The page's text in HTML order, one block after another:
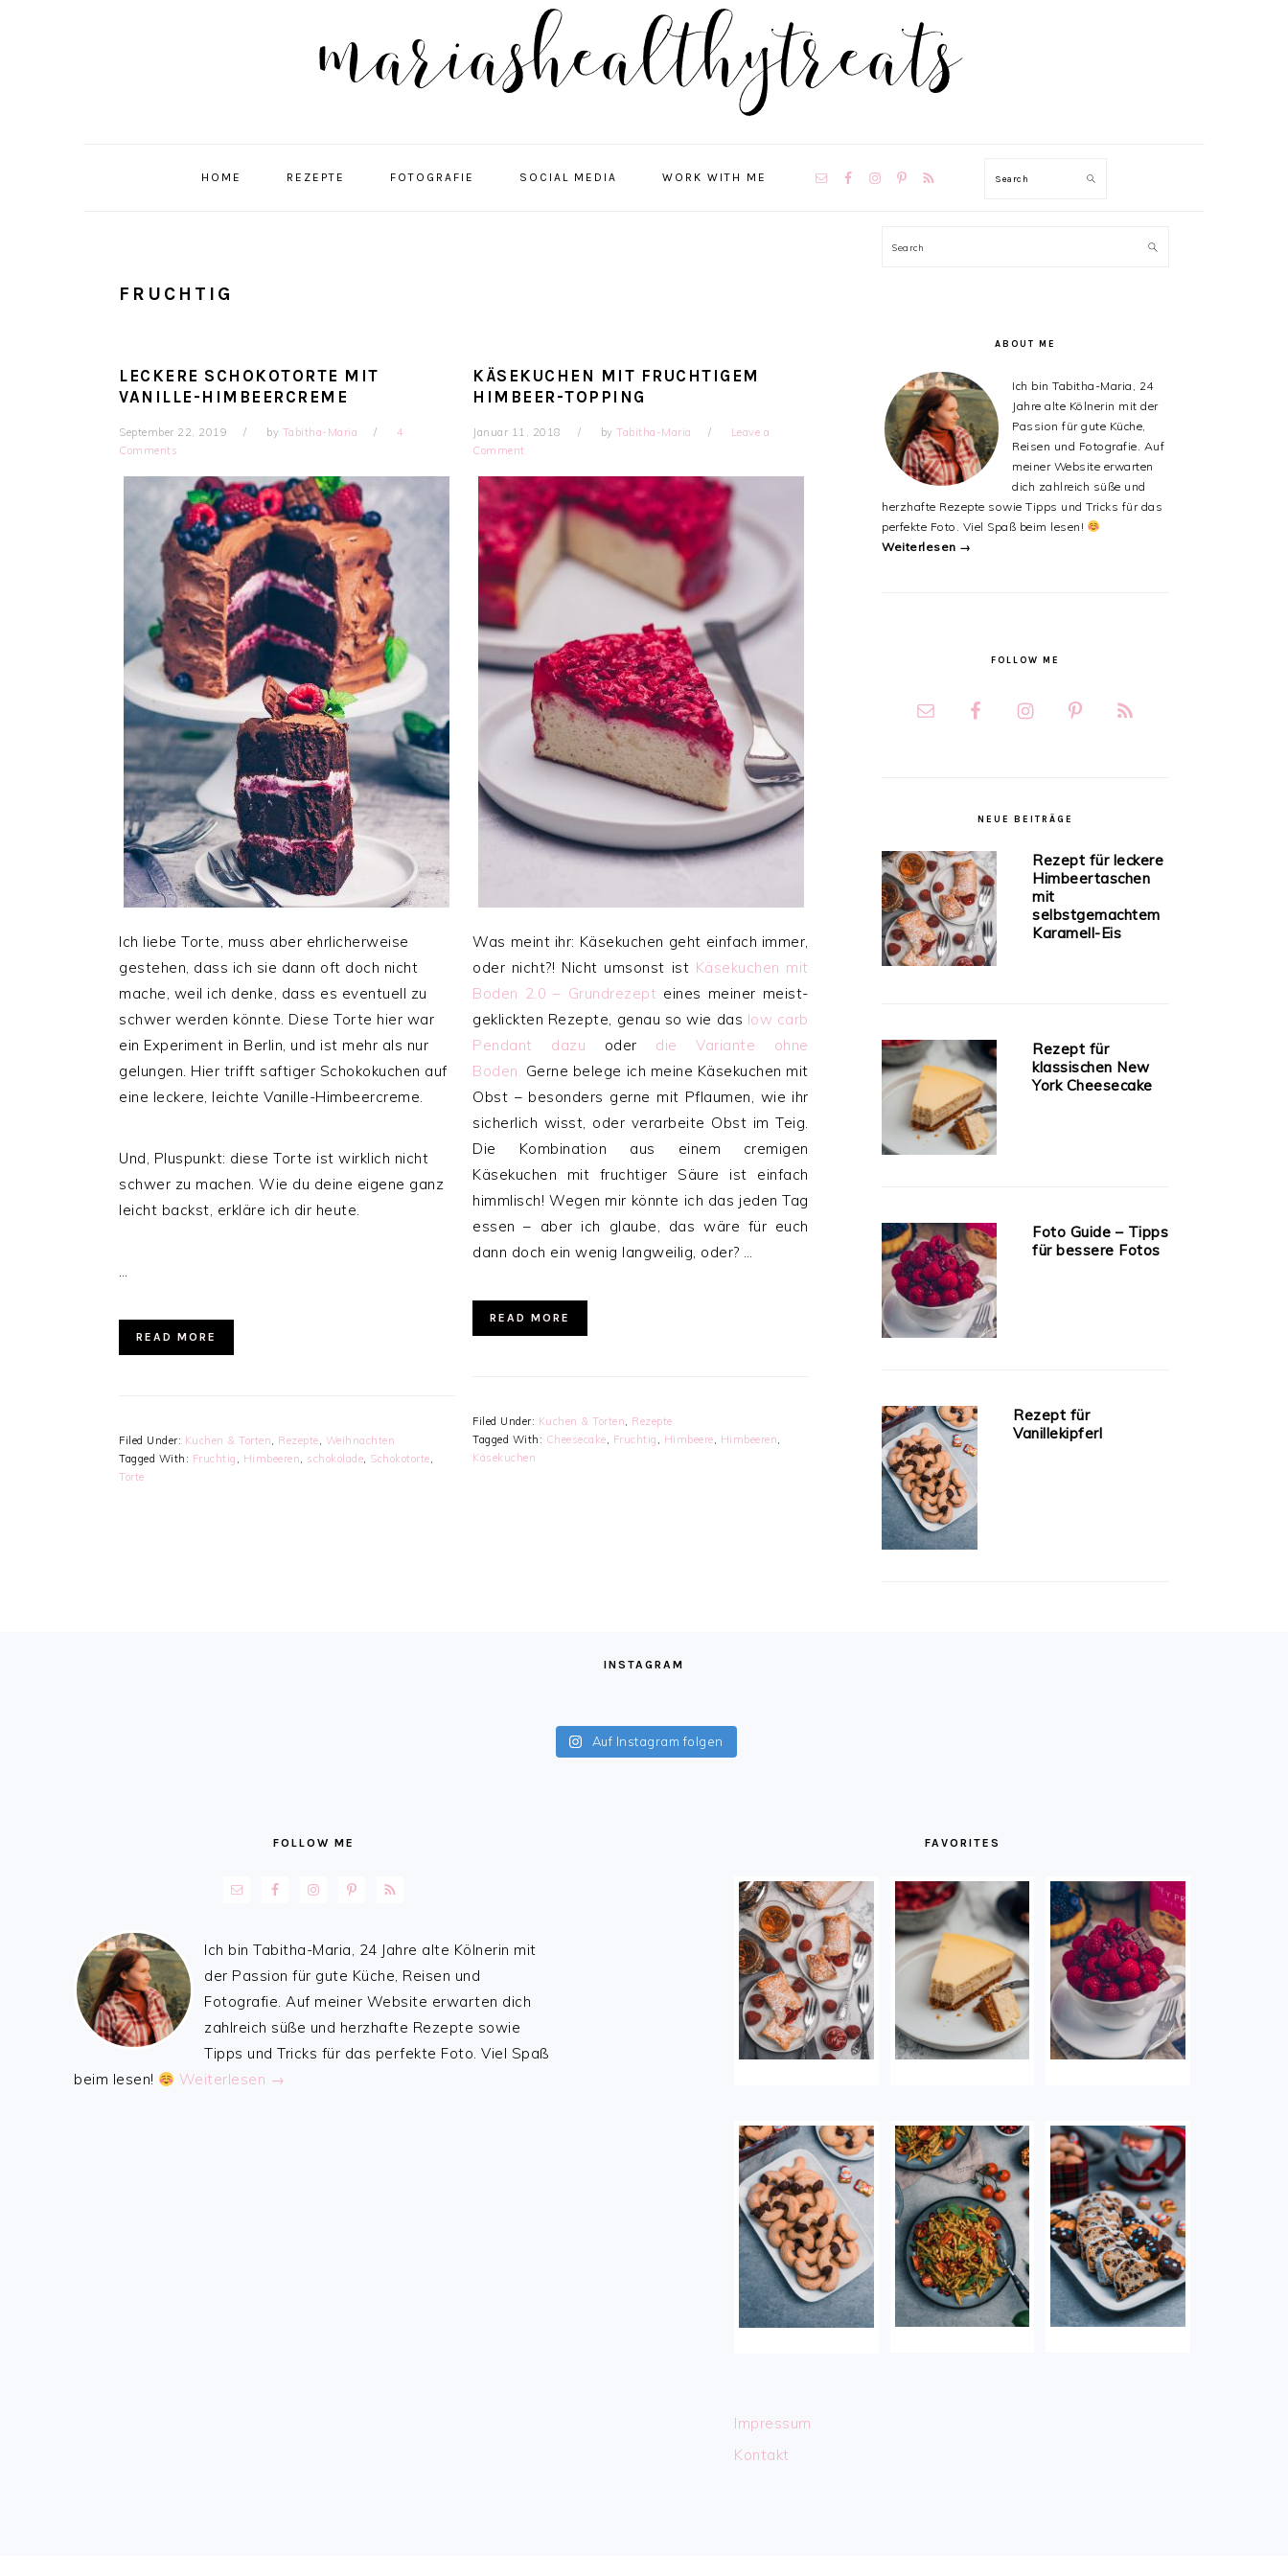
HOME REZEPTE FOTOGRAFIE SOCIAL MEDIA WORK WITH ME
NAVIGATION
MENU:
Search
FRUCHTIG
LECKERE SCHOKOTORTE MIT
VANILLE-HIMBEERCREME
September 22, 2019 by Tabitha-Maria
4
Comments
Ich liebe Torte, muss aber ehrlicherweise
gestehen, dass ich sie dann oft doch nicht
mache, weil ich denke, dass es eventuell zu
schwer werden könnte. Diese Torte hier war
ein Experiment in Berlin, und ist mehr als nur
gelungen. Hier trifft saftiger Schokokuchen auf
eine leckere, leichte Vanille-Himbeercreme.
Und, Pluspunkt: diese Torte ist wirklich nicht
schwer zu machen. Wie du deine eigene ganz
leicht backst, erkläre ich dir heute.
…
READ MORE
Filed Under: Kuchen & Torten, Rezepte, Weihnachten
Tagged With: Fruchtig , Himbeeren, schokolade, Schokotorte,
Torte
KÄSEKUCHEN MIT FRUCHTIGEM
HIMBEER-TOPPING
Januar 11, 2018 byTabitha-Maria
Leave a
Comment
Was meint ihr: Käsekuchen geht einfach immer,
oder nicht?! Nicht umsonst ist Käsekuchen mit
Boden 2.0 – Grundrezept eines meiner meist-
geklickten Rezepte, genau so wie das low carb
Pendant dazu oder die Variante ohne
Boden. Gerne belege ich meine Käsekuchen mit
Obst – besonders gerne mit Pflaumen, wie ihr
sicherlich wisst, oder verarbeite Obst im Teig.
Die Kombination aus einem cremigen
Käsekuchen mit fruchtiger Säure ist einfach
himmlisch! Wegen mir könnte ich das jeden Tag
essen – aber ich glaube, das wäre für euch
dann doch ein wenig langweilig, oder? …
READ MORE
Filed Under: Kuchen & Torten, Rezepte
Tagged With: Cheesecake, Fruchtig , Himbeere, Himbeeren,
Käsekuchen
SIDEBAR
Search
ABOUT ME
Ich bin Tabitha-Maria, 24
Jahre alte Kölnerin mit der
Passion für gute Küche,
Reisen und Fotografie. Auf
meiner Website erwarten
dich zahlreich süße und
herzhafte Rezepte sowie Tipps und Tricks für das
perfekte Foto. Viel Spaß beim lesen!
Weiterlesen →
FOLLOW ME
NEUE BEITRÄGE
Rezept für leckere
Himbeertaschen
mit
selbstgemachtem
Karamell-Eis
Rezept für
klassischen New
York Cheesecake
Foto Guide – Tipps
für bessere Fotos
Rezept für
Vanillekipferl
INSTAGRAM
Auf Instagram folgen
FOLLOW ME
Ich bin Tabitha-Maria, 24 Jahre alte Kölnerin mit
der Passion für gute Küche, Reisen und
Fotografie. Auf meiner Website erwarten dich
zahlreich süße und herzhafte Rezepte sowie
Tipps und Tricks für das perfekte Foto. Viel Spaß
beim lesen!
Weiterlesen →
FAVORITES
Impressum
Kontakt